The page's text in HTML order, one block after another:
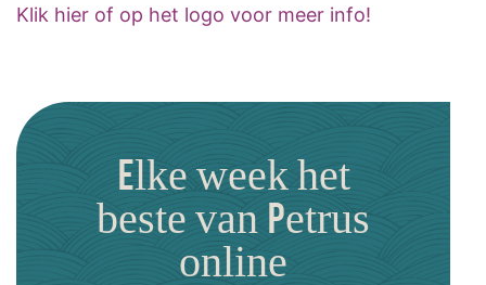
Klik hier of op het logo voor meer info!
Elke week het
beste van Petrus
online